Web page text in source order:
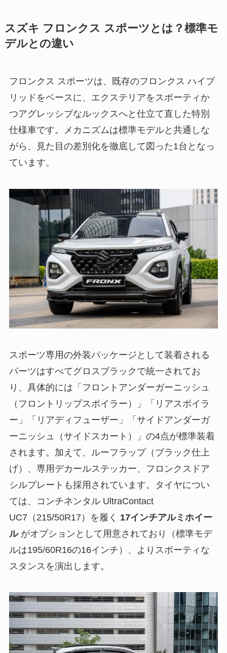
スズキ フロンクス スポーツとは？標準モ
デルとの違い
フロンクス スポーツは、既存のフロンクス ハイブ
リッドをベースに、エクステリアをスポーティか
つアグレッシブなルックスへと仕立て直した特別
仕様車です。メカニズムは標準モデルと共通しな
がら、見た目の差別化を徹底して図った1台となっ
ています。
スポーツ専用の外装パッケージとして装着される
パーツはすべてグロスブラックで統一されてお
り、具体的には「フロントアンダーガーニッシュ
（フロントリップスポイラー）」「リアスポイラ
ー」「リアディフューザー」「サイドアンダーガ
ーニッシュ（サイドスカート）」の4点が標準装着
されます。加えて、ルーフラップ（ブラック仕上
げ）、専用デカールステッカー、フロンクスドア
シルプレートも採用されています。タイヤについ
ては、コンチネンタル UltraContact
UC7（215/50R17）を履く 17インチアルミホイー
ルがオプションとして用意されており（標準モデ
ルは195/60R16の16インチ）、よりスポーティな
スタンスを演出します。